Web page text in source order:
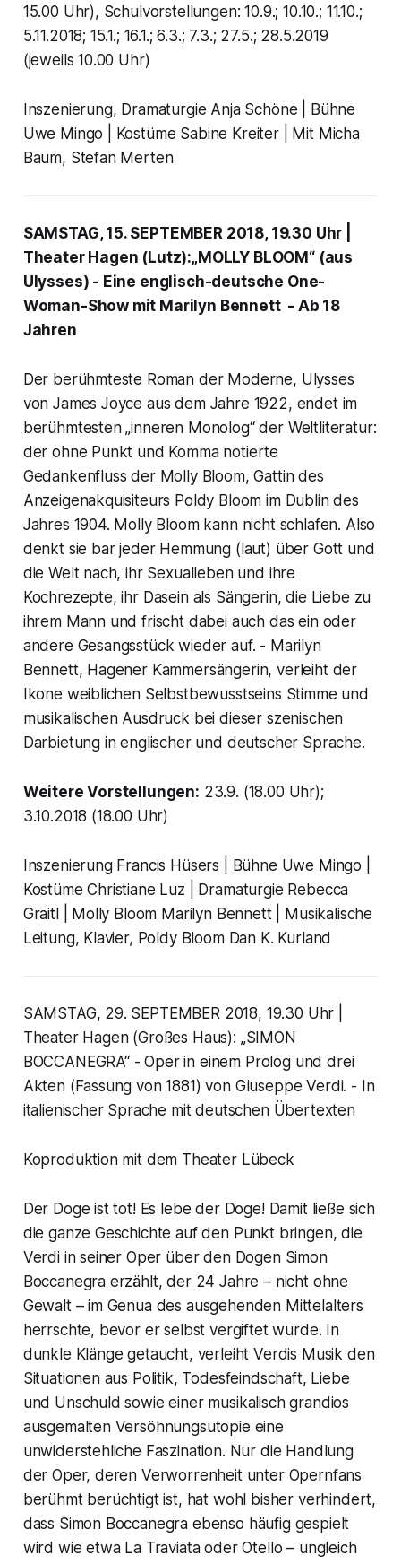
15.00 Uhr), Schulvorstellungen: 10.9.; 10.10.; 11.10.;
5.11.2018; 15.1.; 16.1.; 6.3.; 7.3.; 27.5.; 28.5.2019
(jeweils 10.00 Uhr)
Inszenierung, Dramaturgie Anja Schöne | Bühne
Uwe Mingo | Kostüme Sabine Kreiter | Mit Micha
Baum, Stefan Merten
SAMSTAG, 15. SEPTEMBER 2018, 19.30 Uhr |
Theater Hagen (Lutz):„MOLLY BLOOM“ (aus
Ulysses) - Eine englisch-deutsche One-
Woman-Show mit Marilyn Bennett - Ab 18
Jahren
Der berühmteste Roman der Moderne, Ulysses
von James Joyce aus dem Jahre 1922, endet im
berühmtesten „inneren Monolog“ der Weltliteratur:
der ohne Punkt und Komma notierte
Gedankenfluss der Molly Bloom, Gattin des
Anzeigenakquisiteurs Poldy Bloom im Dublin des
Jahres 1904. Molly Bloom kann nicht schlafen. Also
denkt sie bar jeder Hemmung (laut) über Gott und
die Welt nach, ihr Sexualleben und ihre
Kochrezepte, ihr Dasein als Sängerin, die Liebe zu
ihrem Mann und frischt dabei auch das ein oder
andere Gesangsstück wieder auf. - Marilyn
Bennett, Hagener Kammersängerin, verleiht der
Ikone weiblichen Selbstbewusstseins Stimme und
musikalischen Ausdruck bei dieser szenischen
Darbietung in englischer und deutscher Sprache.
Weitere Vorstellungen: 23.9. (18.00 Uhr);
3.10.2018 (18.00 Uhr)
Inszenierung Francis Hüsers | Bühne Uwe Mingo |
Kostüme Christiane Luz | Dramaturgie Rebecca
Graitl | Molly Bloom Marilyn Bennett | Musikalische
Leitung, Klavier, Poldy Bloom Dan K. Kurland
SAMSTAG, 29. SEPTEMBER 2018, 19.30 Uhr |
Theater Hagen (Großes Haus): „SIMON
BOCCANEGRA“ - Oper in einem Prolog und drei
Akten (Fassung von 1881) von Giuseppe Verdi. - In
italienischer Sprache mit deutschen Übertexten
Koproduktion mit dem Theater Lübeck
Der Doge ist tot! Es lebe der Doge! Damit ließe sich
die ganze Geschichte auf den Punkt bringen, die
Verdi in seiner Oper über den Dogen Simon
Boccanegra erzählt, der 24 Jahre – nicht ohne
Gewalt – im Genua des ausgehenden Mittelalters
herrschte, bevor er selbst vergiftet wurde. In
dunkle Klänge getaucht, verleiht Verdis Musik den
Situationen aus Politik, Todesfeindschaft, Liebe
und Unschuld sowie einer musikalisch grandios
ausgemalten Versöhnungsutopie eine
unwiderstehliche Faszination. Nur die Handlung
der Oper, deren Verworrenheit unter Opernfans
berühmt berüchtigt ist, hat wohl bisher verhindert,
dass Simon Boccanegra ebenso häufig gespielt
wird wie etwa La Traviata oder Otello – ungleich